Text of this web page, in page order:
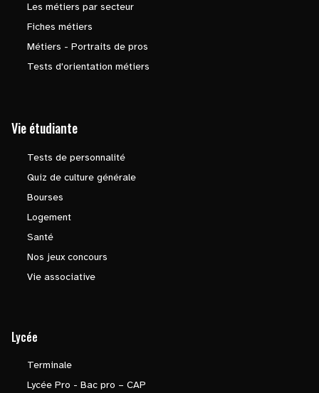
Les métiers par secteur
Fiches métiers
Métiers - Portraits de pros
Tests d'orientation métiers
Vie étudiante
Tests de personnalité
Quiz de culture générale
Bourses
Logement
Santé
Nos jeux concours
Vie associative
Lycée
Terminale
Lycée Pro - Bac pro – CAP